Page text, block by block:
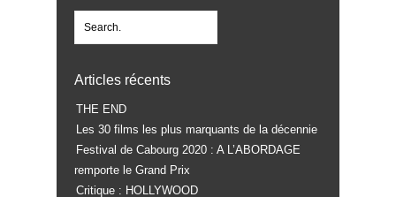
Articles récents
THE END
Les 30 films les plus marquants de la décennie
Festival de Cabourg 2020 : A L’ABORDAGE
remporte le Grand Prix
Critique : HOLLYWOOD